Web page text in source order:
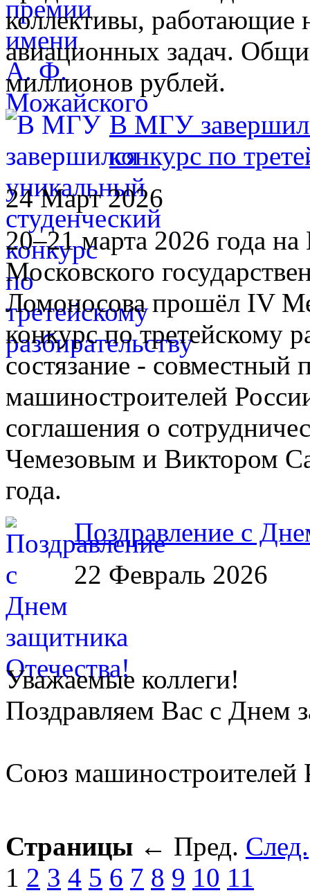
коллективы, работающие
авиационных задач.
миллионов рублей.
В МГУ
конкурс по
24 Март 2026
20–21 марта 2026 года
Московского
Ломоносова прошёл IV
конкурс по третейскому
состязание - совместный
машиностроителей
соглашения о
Чемезовым и Виктором
года.
Поздравление с
22 Февраль 2026
Уважаемые коллеги!
Поздравляем Вас с Днем
Союз машиностроителей
Страницы ← Пред. След.
1 2 3 4 5 6 7 8 9 10 11